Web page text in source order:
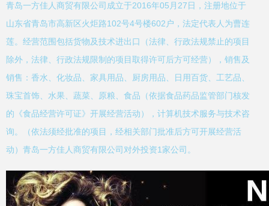
青岛一方佳人商贸有限公司成立于2016年05月27日，注册地位于
山东省青岛市高新区火炬路102号4号楼602户，法定代表人为曹连
莲。经营范围包括货物及技术进出口（法律、行政法规禁止的项目
除外，法律、行政法规限制的项目取得许可后方可经营），销售及
销售：香水、化妆品、家具用品、厨房用品、日用百货、工艺品、
珠宝首饰、水果、蔬菜、原粮、食品（依据食品药品监管部门核发
的《食品经营许可证》开展经营活动），计算机技术服务与技术咨
询。（依法须经批准的项目，经相关部门批准后方可开展经营活
动）青岛一方佳人商贸有限公司对外投资1家公司。